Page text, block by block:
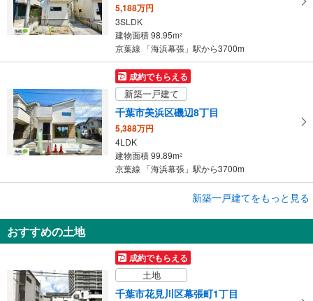
5,188万円
3SLDK
建物面積 98.95m2
京葉線 「海浜幕張」駅から3700m
成約でもらえる
新築一戸建て
千葉市美浜区磯辺8丁目
5,388万円
4LDK
建物面積 99.89m2
京葉線 「海浜幕張」駅から3700m
4,990万円
3LDK
建物面積 96.46m
京葉線 「海浜幕張」駅 徒歩39分
新築一戸建てをもっと見る
おすすめの土地
成約でもらえる
土地
千葉市花見川区幕張町1丁目